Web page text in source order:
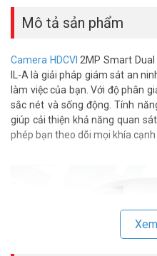
Mô tả sản phẩm
Camera HDCVI 2MP Smart Dual
IL-A là giải pháp giám sát an
làm việc của bạn. Với độ phân
sắc nét và sống động. Tính
giúp cải thiện khả năng quan
phép bạn theo dõi mọi khía